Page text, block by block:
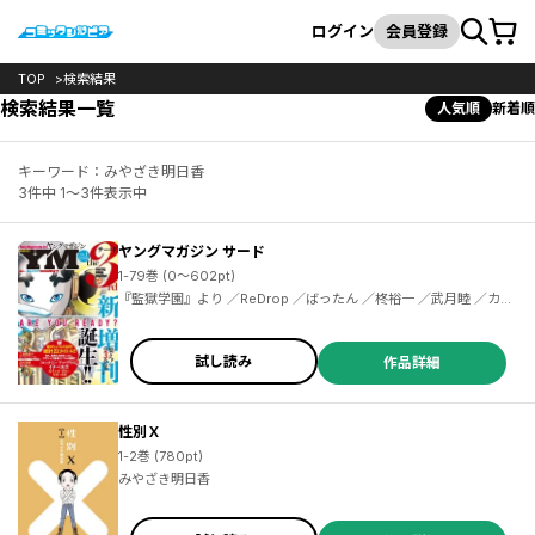
検索
ログイン 会員登録カート
TOP 検索結果
検索結果一覧 人気順 新着順
キーワード：みやざき明日香
3件中 1～3件表示中
ヤングマガジン サード
1-79巻 (0～602pt)
『監獄学園』より ／ReDrop ／ばったん ／柊裕一 ／武月睦 ／カラスヤサトシ ／伊藤三巳華 ／柏木大樹 ／クール教信者 ／安井ミイト ／森よし ／マキヒロチ ／長田悠幸 ／梶原一騎 ／辻なおき ／小林且典 ／武田すん ／鈴木小波 ／鶴ゆみか ／野良しごと ／平本アキラ ／江戸パイン ／ペトス ／久米田康治 ／ヤス ／御影夏 ／篠丸のどか ／にんじゃむ ／ミサヲ ／茂木清香 ／西尾維新 ／光谷理 ／毛魂一直線 ／中村ジュンヤ ／吉谷光平 ／サンクス仮面 ／三島衛里子 ／支援ＢＩＳ ／菊石森生 ／井上智徳
試し読み 作品詳細
性別Ｘ
1-2巻 (780pt)
みやざき明日香